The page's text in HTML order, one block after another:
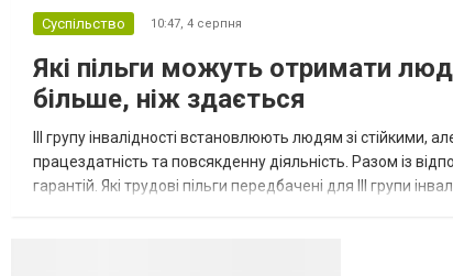
Суспільство 10:47, 4 серпня
Які пільги можуть отримати
більше, ніж здається
III групу інвалідності встановлюють людям зі
працездатність та повсякденну діяльність. Разом із
гарантій. Які трудові пільги передбачені для III групи